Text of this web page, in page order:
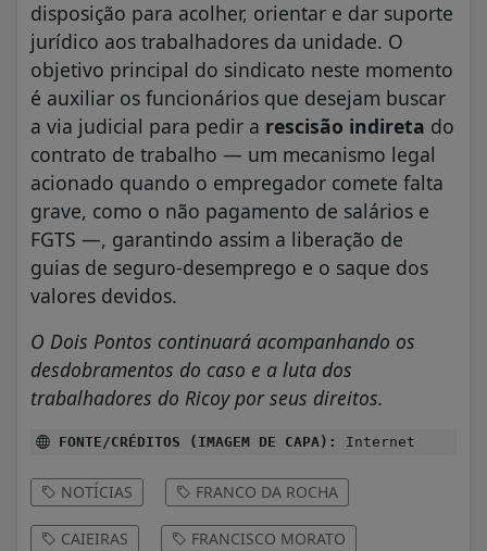
disposição para acolher, orientar e dar suporte
jurídico aos trabalhadores da unidade. O
objetivo principal do sindicato neste momento
é auxiliar os funcionários que desejam buscar
a via judicial para pedir a rescisão indireta do
contrato de trabalho — um mecanismo legal
acionado quando o empregador comete falta
grave, como o não pagamento de salários e
FGTS —, garantindo assim a liberação de
guias de seguro-desemprego e o saque dos
valores devidos.
O Dois Pontos continuará acompanhando os
desdobramentos do caso e a luta dos
trabalhadores do Ricoy por seus direitos.
FONTE/CRÉDITOS (IMAGEM DE CAPA): Internet
NOTÍCIAS FRANCO DA ROCHA
CAIEIRAS FRANCISCO MORATO